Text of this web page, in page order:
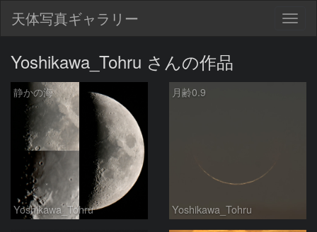
天体写真ギャラリー
Yoshikawa_Tohru さんの作品
静かの海
Yoshikawa_Tohru
月齢0.9
Yoshikawa_Tohru